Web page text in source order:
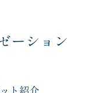
ーション